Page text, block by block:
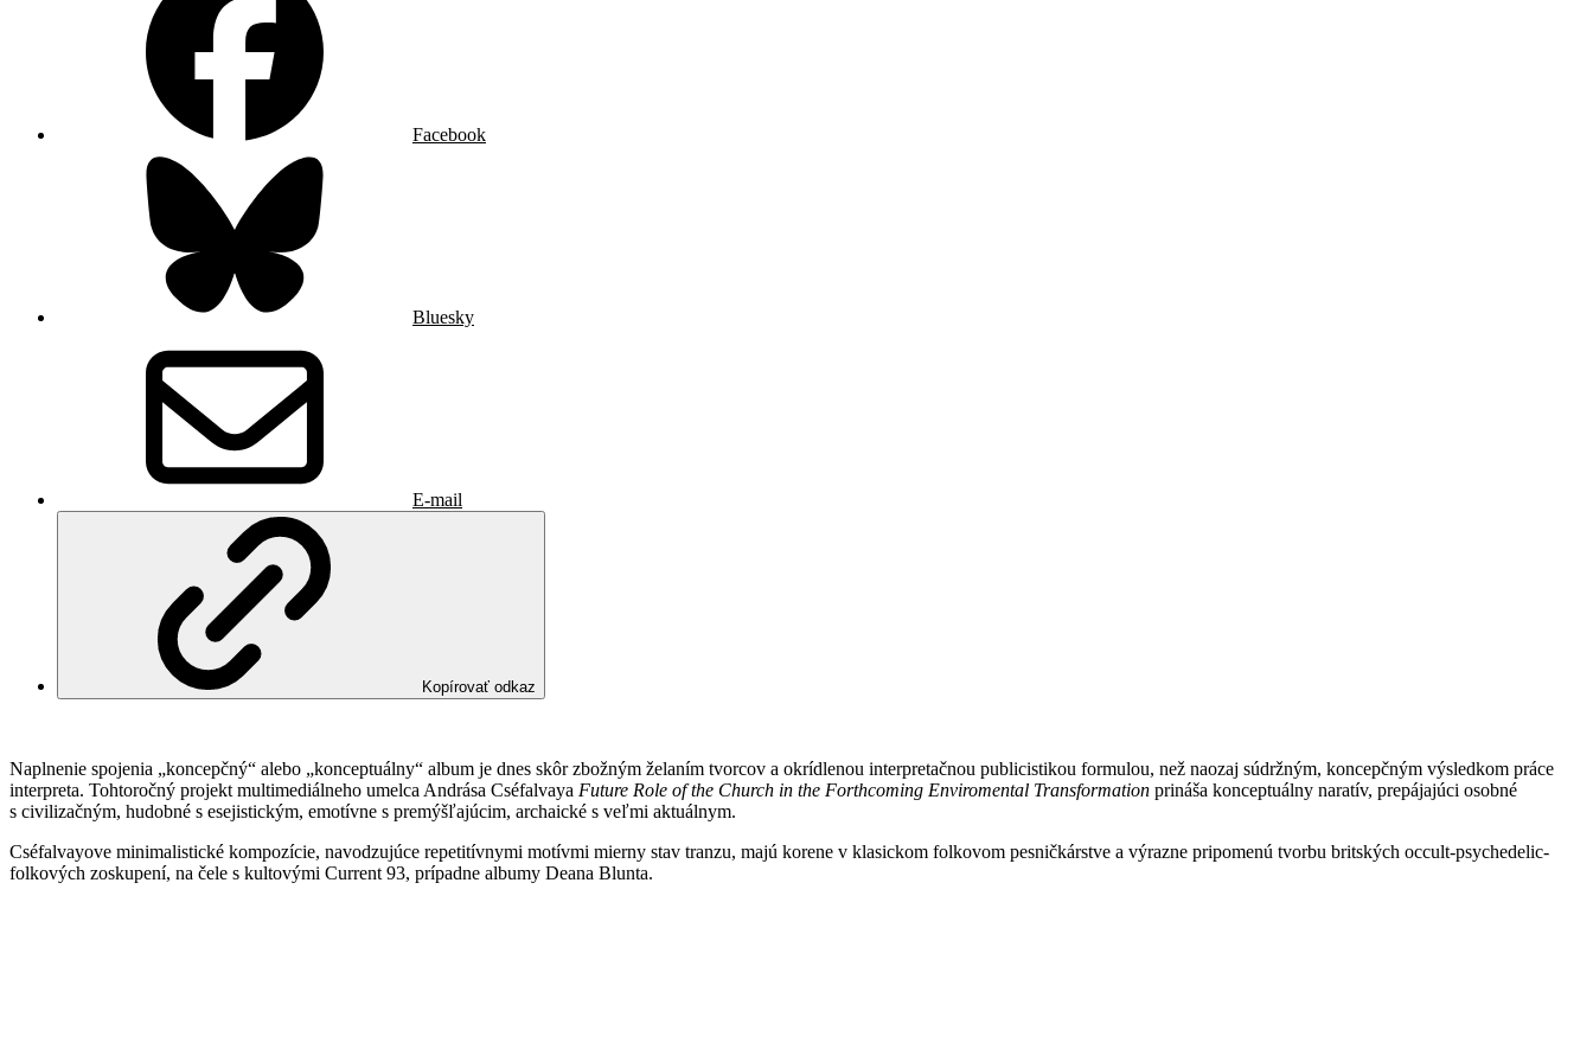
Facebook
Bluesky
E-mail
Kopírovať odkaz
Naplnenie spojenia „koncepčný“ alebo „konceptuálny“ album je dnes skôr zbožným želaním tvorcov a okrídlenou interpretačnou publicistikou formulou, než naozaj súdržným, koncepčným výsledkom práce
interpreta. Tohtoročný projekt multimediálneho umelca Andrása Cséfalvaya Future Role of the Church in the Forthcoming Enviromental Transformation prináša konceptuálny naratív, prepájajúci osobné
s civilizačným, hudobné s esejistickým, emotívne s premýšľajúcim, archaické s veľmi aktuálnym.
Cséfalvayove minimalistické kompozície, navodzujúce repetitívnymi motívmi mierny stav tranzu, majú korene v klasickom folkovom pesničkárstve a výrazne pripomenú tvorbu britských occult-psychedelic-
folkových zoskupení, na čele s kultovými Current 93, prípadne albumy Deana Blunta.